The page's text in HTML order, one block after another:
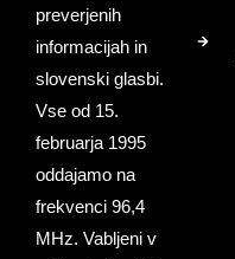
preverjenih
informacijah in
slovenski glasbi.
Vse od 15.
februarja 1995
oddajamo na
frekvenci 96,4
MHz. Vabljeni v